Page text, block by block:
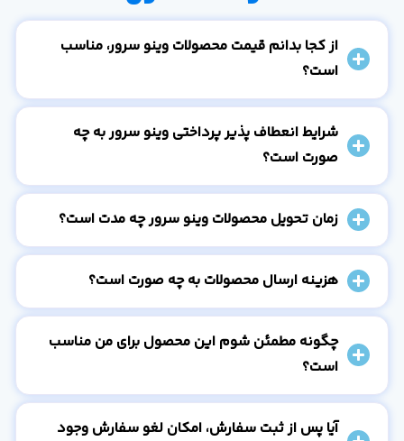
از کجا بدانم قیمت محصولات وینو سرور، مناسب
است؟
شرایط انعطاف پذیر پرداختی وینو سرور به چه
صورت است؟
زمان تحویل محصولات وینو سرور چه مدت است؟
هزینه ارسال محصولات به چه صورت است؟
چگونه مطمئن شوم این محصول برای من مناسب
است؟
آیا پس از ثبت سفارش، امکان لغو سفارش وجود